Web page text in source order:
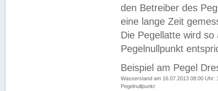
den Betreiber des
eine lange Zeit
Die Pegellatte wird
Pegelnullpunkt
Beispiel am Pegel
Wasserstand am 16.07.2013 08:00 Uhr:
Pegelnullpunkt